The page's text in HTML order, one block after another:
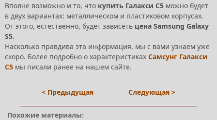
Вполне возможно и то, что купить Галакси С5 можно будет
в двух вариантах: металлическом и пластиковом корпусах.
От этого, естественно, будет зависеть цена Samsung Galaxy
S5.
Насколько правдива эта информация, мы с вами узнаем уже
скоро. Более подробно о характеристиках Самсунг Галакси
С5 мы писали ранее на нашем сайте.
< Предыдущая Следующая >
Похожие материалы: